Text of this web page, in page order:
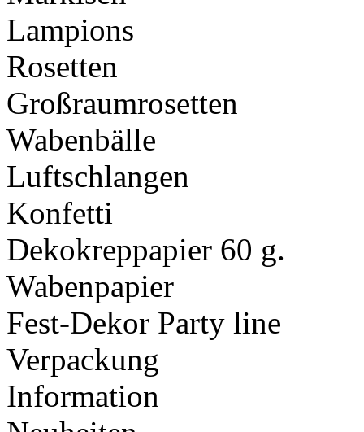
Lampions
Rosetten
Großraumrosetten
Wabenbälle
Luftschlangen
Konfetti
Dekokreppapier 60 g.
Wabenpapier
Fest-Dekor Party line
Verpackung
Information